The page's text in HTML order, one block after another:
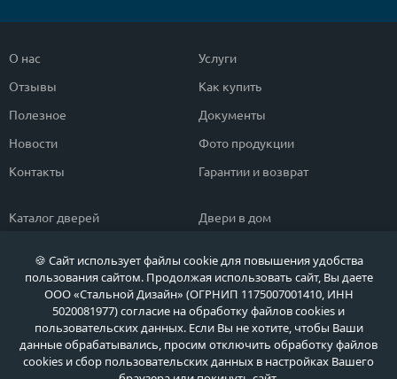
О нас
Отзывы
Полезное
Новости
Контакты
Услуги
Как купить
Документы
Фото продукции
Гарантии и возврат
Каталог дверей
Популярные двери
Быстрый подбор двери
Двери класса ЭКОНОМ
Двери в дом
Двери в квартиру
Тамбурные двери
Противопожарные двери
🍪 Сайт использует файлы cookie для повышения удобства
пользования сайтом. Продолжая использовать сайт, Вы даете
ООО «Стальной Дизайн» (ОГРНИП 1175007001410, ИНН
5020081977) согласие на обработку файлов cookies и
пользовательских данных. Если Вы не хотите, чтобы Ваши
данные обрабатывались, просим отключить обработку файлов
cookies и сбор пользовательских данных в настройках Вашего